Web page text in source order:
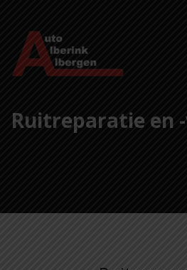
Ruitreparatie en